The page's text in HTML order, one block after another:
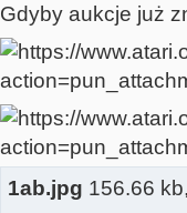
Gdyby aukcje już
1ab.jpg 156.66